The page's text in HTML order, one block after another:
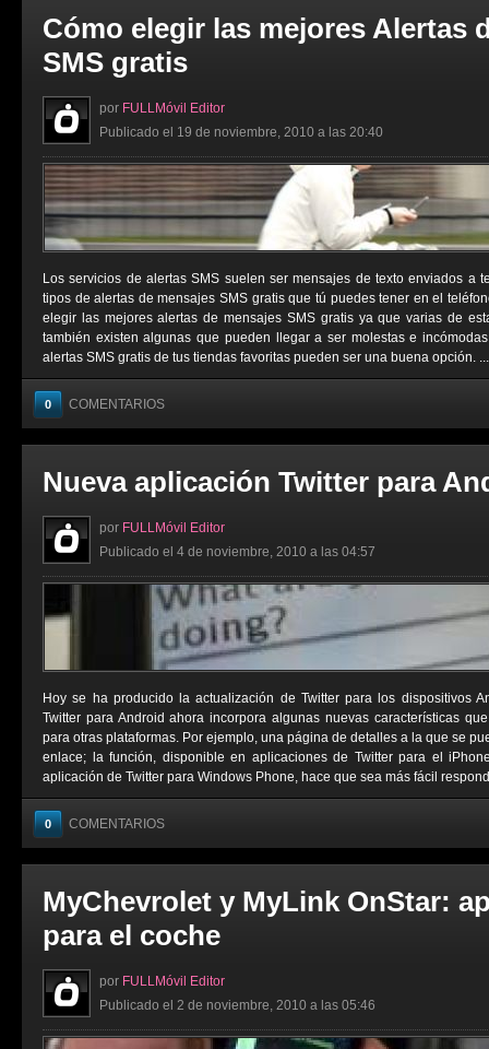
Cómo elegir las mejores Alertas
SMS gratis
por FULLMóvil Editor
Publicado el 19 de noviembre, 2010 a las 20:40
Los servicios de alertas SMS suelen ser mensajes de texto enviados a
tipos de alertas de mensajes SMS gratis que tú puedes tener en el
elegir las mejores alertas de mensajes SMS gratis ya que varias de
también existen algunas que pueden llegar a ser molestas e
alertas SMS gratis de tus tiendas favoritas pueden ser una buena opción. ...
0 COMENTARIOS
Nueva aplicación Twitter para
por FULLMóvil Editor
Publicado el 4 de noviembre, 2010 a las 04:57
Hoy se ha producido la actualización de Twitter para los dispositivos
Twitter para Android ahora incorpora algunas nuevas características
para otras plataformas. Por ejemplo, una página de detalles a la que se
enlace; la función, disponible en aplicaciones de Twitter para el
aplicación de Twitter para Windows Phone, hace que sea más fácil
0 COMENTARIOS
MyChevrolet y MyLink OnStar:
para el coche
por FULLMóvil Editor
Publicado el 2 de noviembre, 2010 a las 05:46